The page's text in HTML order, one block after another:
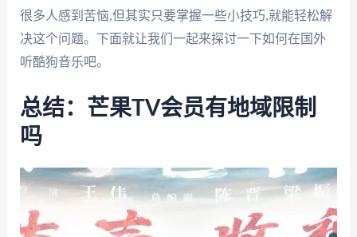
很多人感到苦恼,但其实只要掌握一些小技巧,就能轻松解
决这个问题。下面就让我们一起来探讨一下如何在国外
听酷狗音乐吧。
总结：芒果TV会员有地域限制
吗